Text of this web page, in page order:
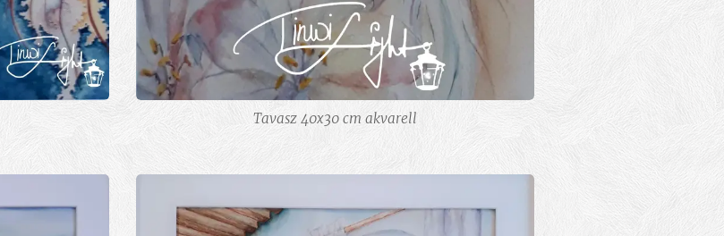
Tavasz 40x30 cm akvarell